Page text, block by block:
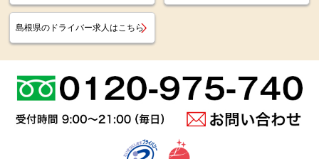
島根県のドライバー求人はこちら